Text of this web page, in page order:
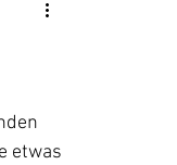
etwas